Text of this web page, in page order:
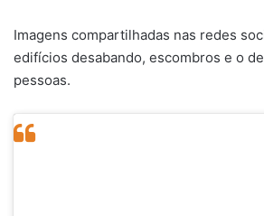
Imagens compartilhadas nas redes
edifícios desabando, escombros e o
pessoas.